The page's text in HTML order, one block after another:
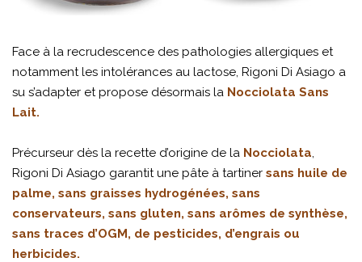
Face à la recrudescence des pathologies allergiques et
notamment les intolérances au lactose, Rigoni Di Asiago a
su s’adapter et propose désormais la Nocciolata Sans
Lait.
Précurseur dès la recette d’origine de la Nocciolata,
Rigoni Di Asiago garantit une pâte à tartiner sans huile de
palme, sans graisses hydrogénées, sans
conservateurs, sans gluten, sans arômes de synthèse,
sans traces d’OGM, de pesticides, d’engrais ou
herbicides.